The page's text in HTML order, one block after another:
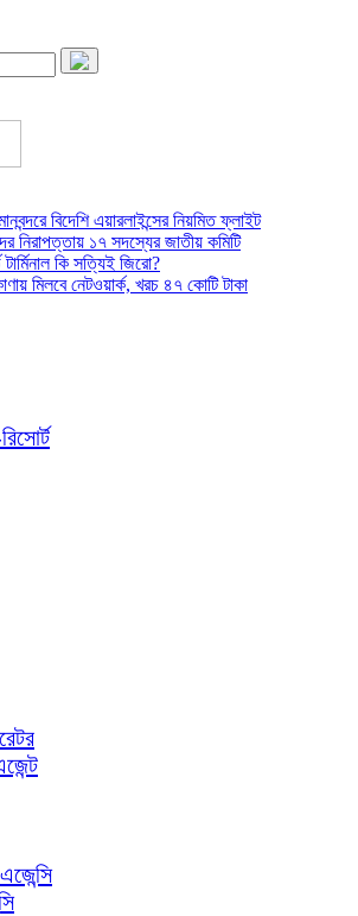
বিদেশি এয়ারলাইন্সের নিয়মিত ফ্লাইট
নিরাপত্তায় ১৭ সদস্যের জাতীয় কমিটি
টার্মিনাল কি সত্যিই জিরো?
মিলবে নেটওয়ার্ক, খরচ ৪৭ কোটি টাকা